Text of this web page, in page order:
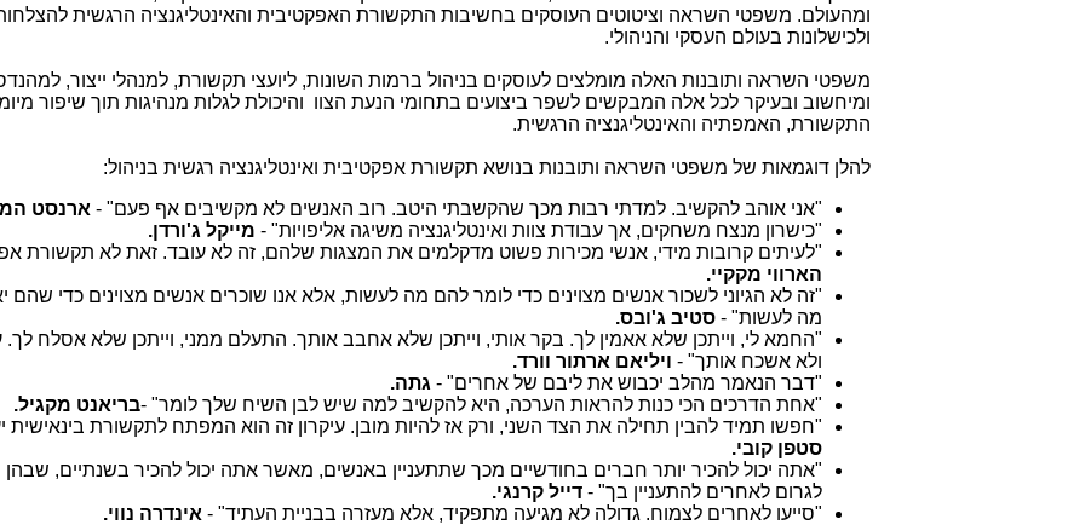
ומהעולם. משפטי השראה וציטוטים העוסקים בחשיבות התקשורת האפקטיבית והאינטליגנציה הרגשית
ולכישלונות בעולם העסקי והניהולי.
משפטי השראה ותובנות האלה מומלצים לעוסקים בניהול ברמות השונות, ליועצי תקשורת, למנהלי ייצור,
ומיחשוב ובעיקר לכל אלה המבקשים לשפר ביצועים בתחומי הנעת הצוו והיכולת לגלות מנהיגות תוך שיפור
התקשורת, האמפתיה והאינטליגנציה הרגשית.
להלן דוגמאות של משפטי השראה ותובנות בנושא תקשורת אפקטיבית ואינטליגנציה רגשית בניהול:
"אני אוהב להקשיב. למדתי רבות מכך שהקשבתי היטב. רוב האנשים לא מקשיבים אף פעם" - ארנסט
"כישרון מנצח משחקים, אך עבודת צוות ואינטליגנציה משיגה אליפויות" - מייקל ג'ורדן.
"לעיתים קרובות מידי, אנשי מכירות פשוט מדקלמים את המצגות שלהם, זה לא עובד. זאת לא תקשורת
הארווי מקקיי.
"זה לא הגיוני לשכור אנשים מצוינים כדי לומר להם מה לעשות, אלא אנו שוכרים אנשים מצוינים כדי שהם
מה לעשות" -סטיב ג'ובס.
"החמא לי, וייתכן שלא אאמין לך. בקר אותי, וייתכן שלא אחבב אותך. התעלם ממני, וייתכן שלא אסלח לך.
ולא אשכח אותך" - ויליאם ארתור וורד.
"דבר הנאמר מהלב יכבוש את ליבם של אחרים" - גתה.
"אחת הדרכים הכי כנות להראות הערכה, היא להקשיב למה שיש לבן השיח שלך לומר" -בריאנט מקגיל.
"חפשו תמיד להבין תחילה את הצד השני, ורק אז להיות מובן. עיקרון זה הוא המפתח לתקשורת בינאישית
סטפן קובי.
"אתה יכול להכיר יותר חברים בחודשיים מכך שתתעניין באנשים, מאשר אתה יכול להכיר בשנתיים,
לגרום לאחרים להתעניין בך" -דייל קרנגי.
"סייעו לאחרים לצמוח. גדולה לא מגיעה מתפקיד, אלא מעזרה בבניית העתיד" - אינדרה נווי.